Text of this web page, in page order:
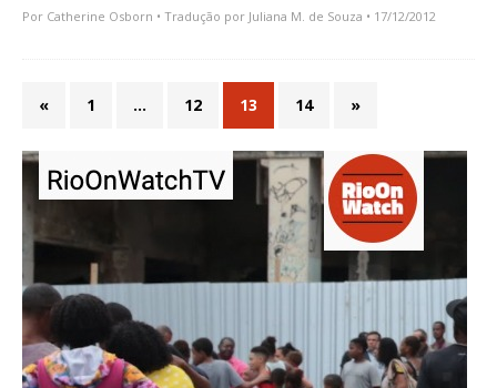
Por Catherine Osborn • Tradução por Juliana M. de Souza • 17/12/2012
« 1 … 12 13 14 »